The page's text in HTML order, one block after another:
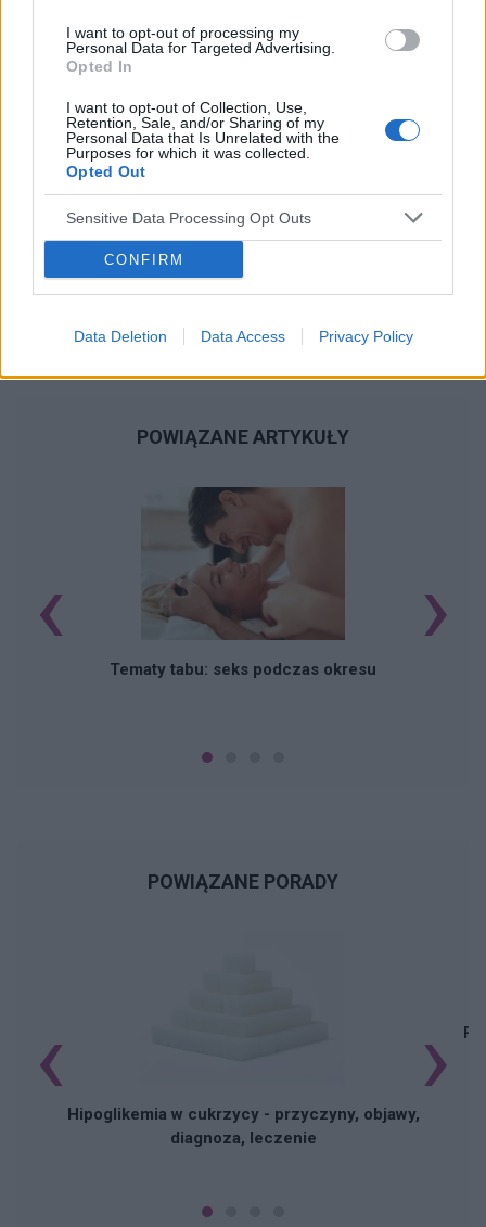
I want to opt-out of processing my
Personal Data for Targeted Advertising.
Opted In
I want to opt-out of Collection, Use,
Retention, Sale, and/or Sharing of my
Personal Data that Is Unrelated with the
Purposes for which it was collected.
Opted Out
Sensitive Data Processing Opt Outs
CONFIRM
Data Deletion Data Access Privacy Policy
POWIĄZANE ARTYKUŁY
Tematy tabu: seks podczas okresu
‹ ›
POWIĄZANE PORADY
Hipoglikemia w cukrzycy - przyczyny, objawy,
diagnoza, leczenie
‹ ›